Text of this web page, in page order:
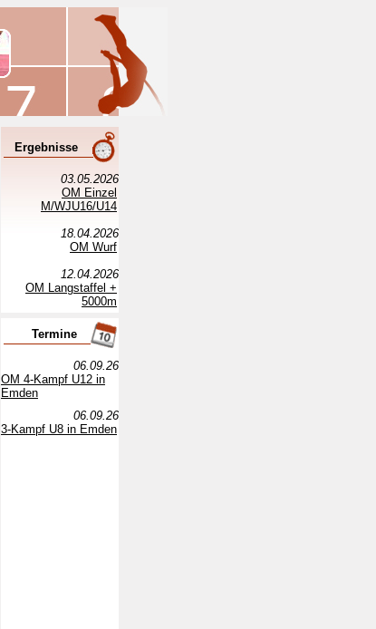
Ergebnisse
03.05.2026
OM Einzel
M/WJU16/U14
18.04.2026
OM Wurf
12.04.2026
OM Langstaffel +
5000m
Termine
06.09.26
OM 4-Kampf U12 in
Emden
06.09.26
3-Kampf U8 in Emden